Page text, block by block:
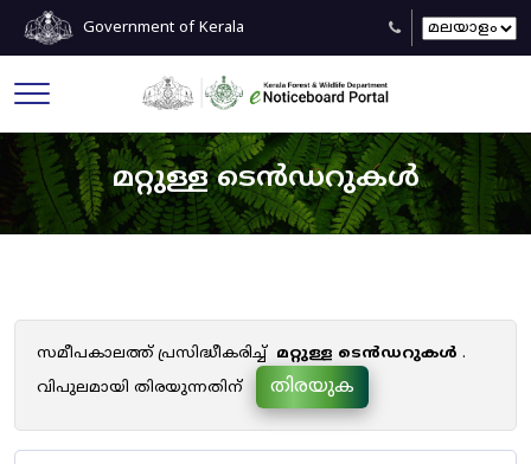
Government of Kerala
മറ്റുള്ള ടെൻഡറുകൾ
സമീപകാലത്ത് പ്രസിദ്ധീകരിച്ച് മറ്റുള്ള ടെൻഡറുകൾ .
വിപുലമായി തിരയുന്നതിന്
തിരയുക